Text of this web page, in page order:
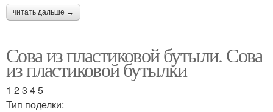
читать дальше →
Сова из пластиковой бутыли. Сова
из пластиковой бутылки
1 2 3 4 5
Тип поделки: